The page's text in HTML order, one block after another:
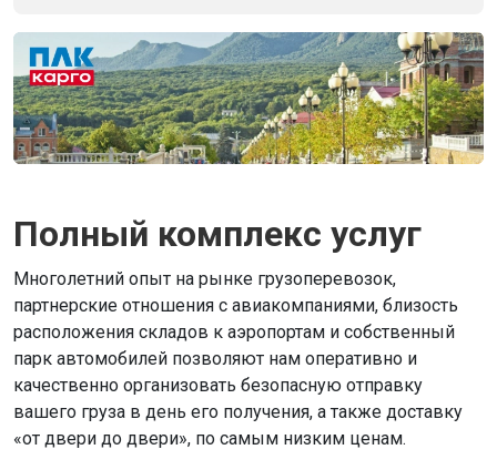
Полный комплекс услуг
Многолетний опыт на рынке грузоперевозок,
партнерские отношения с авиакомпаниями, близость
расположения складов к аэропортам и собственный
парк автомобилей позволяют нам оперативно и
качественно организовать безопасную отправку
вашего груза в день его получения, а также доставку
«от двери до двери», по самым низким ценам.